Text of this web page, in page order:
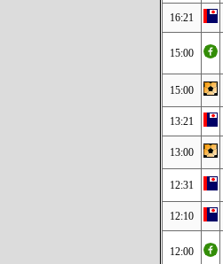
16:21
15:00
15:00
13:21
13:00
12:31
12:10
12:00